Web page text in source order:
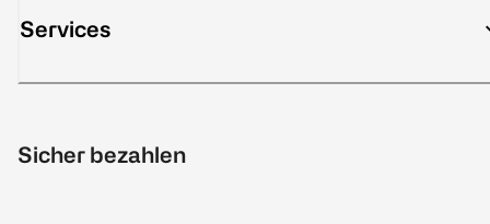
Services
Sicher bezahlen